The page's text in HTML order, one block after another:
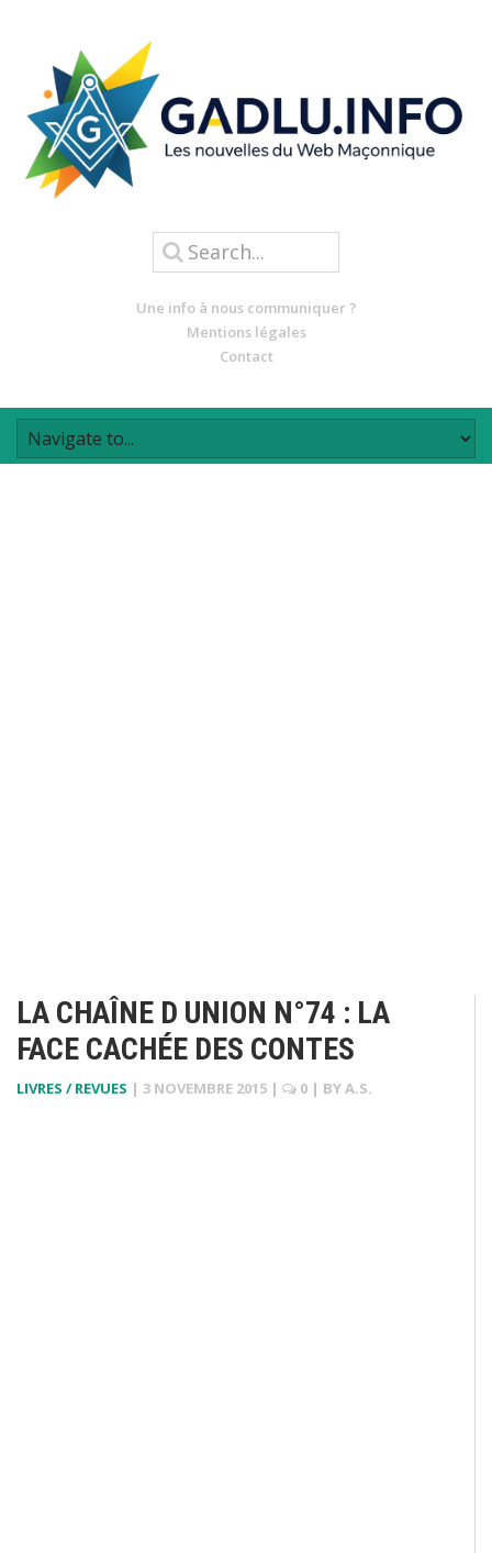
Une info à nous communiquer ?
Mentions légales
Contact
LA CHAÎNE D UNION N°74 : LA
FACE CACHÉE DES CONTES
LIVRES / REVUES | 3 NOVEMBRE 2015 | 0 | BYA.S.